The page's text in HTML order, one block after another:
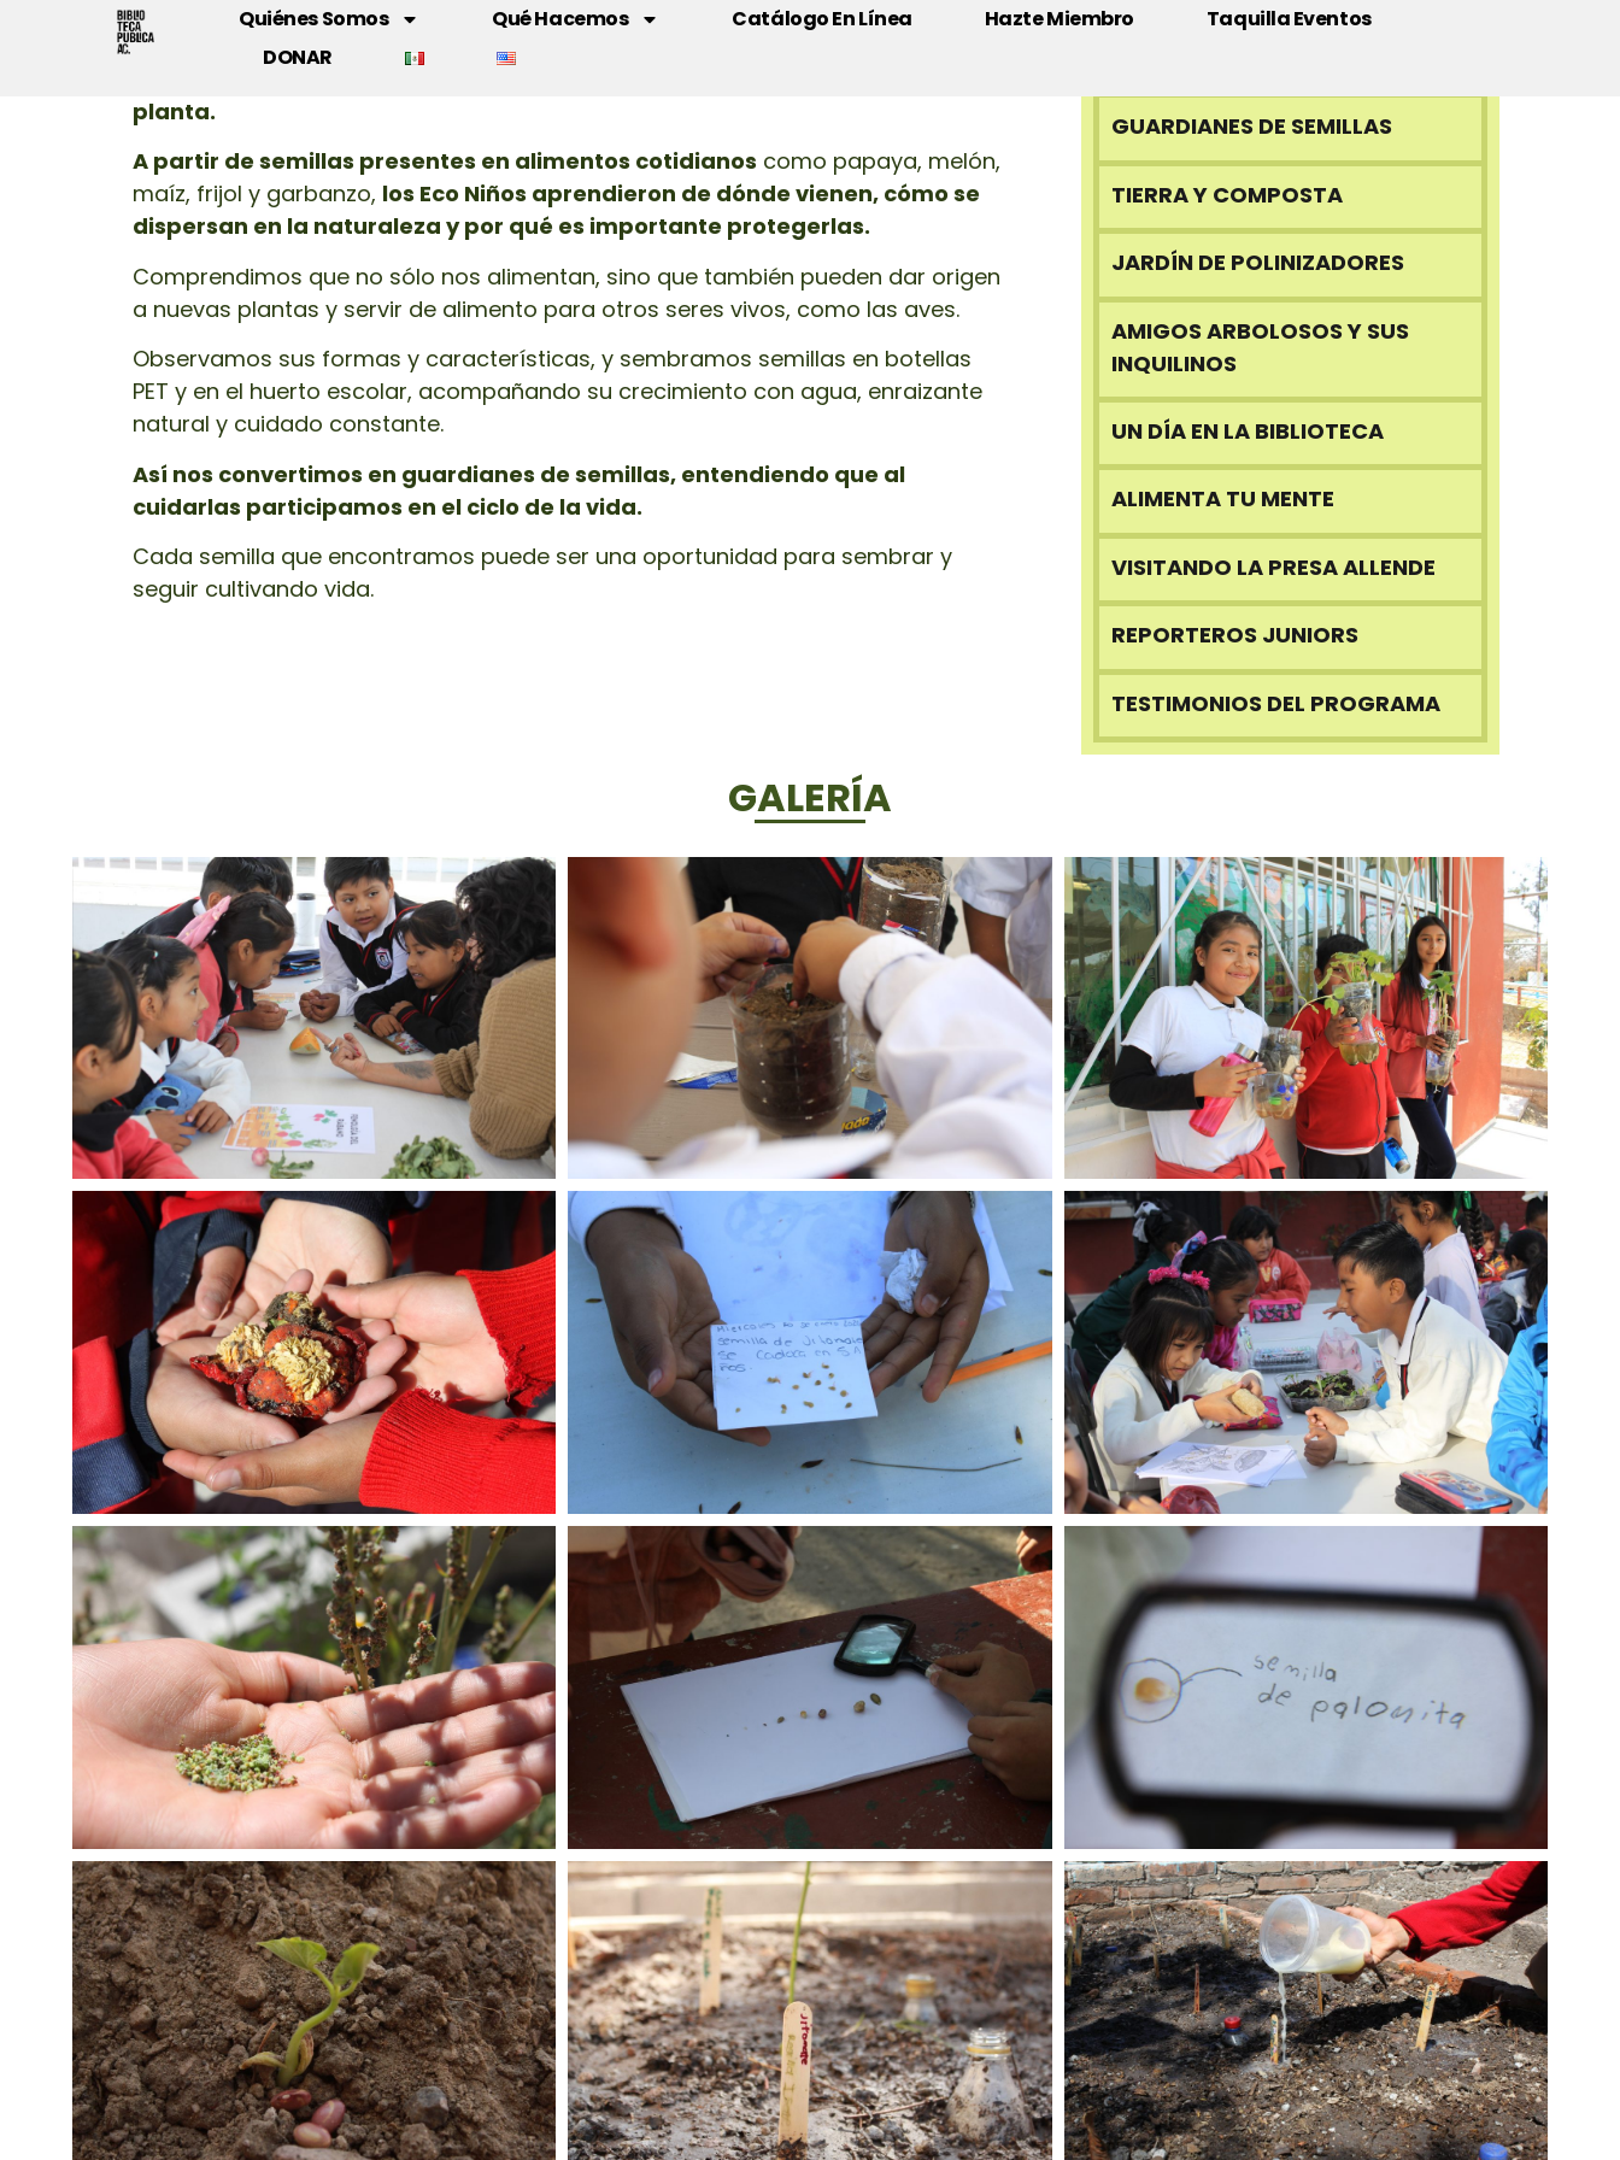
Quiénes Somos Qué Hacemos Catálogo En Línea Hazte Miembro
Taquilla Eventos
DONAR
GUARDIANES DE SEMILLAS
planta.
A partir de semillas presentes en alimentos cotidianos como papaya, melón,
maíz, frijol y garbanzo, los Eco Niños aprendieron de dónde vienen, cómo se
dispersan en la naturaleza y por qué es importante protegerlas.
Comprendimos que no sólo nos alimentan, sino que también pueden dar origen
a nuevas plantas y servir de alimento para otros seres vivos, como las aves.
Observamos sus formas y características, y sembramos semillas en botellas
PET y en el huerto escolar, acompañando su crecimiento con agua, enraizante
natural y cuidado constante.
Así nos convertimos en guardianes de semillas, entendiendo que al
cuidarlas participamos en el ciclo de la vida.
Cada semilla que encontramos puede ser una oportunidad para sembrar y
seguir cultivando vida.
GUARDIANES DE SEMILLAS
TIERRA Y COMPOSTA
JARDÍN DE POLINIZADORES
AMIGOS ARBOLOSOS Y SUS
INQUILINOS
UN DÍA EN LA BIBLIOTECA
ALIMENTA TU MENTE
VISITANDO LA PRESA ALLENDE
REPORTEROS JUNIORS
TESTIMONIOS DEL PROGRAMA
GALERÍA